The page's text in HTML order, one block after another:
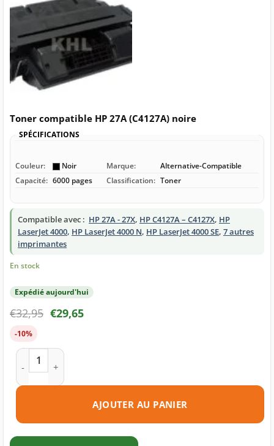
Toner compatible HP 27A (C4127A) noire
SPÉCIFICATIONS
Couleur: Noir Marque:
Alternative-Compatible
Capacité: 6000 pages Classification: Toner
Compatible avec : HP 27A - 27X, HP C4127A – C4127X, HP
LaserJet 4000, HP LaserJet 4000 N, HP LaserJet 4000 SE, 7 autres
imprimantes
En stock
Expédié aujourd'hui
€32,95 €29,65
-10%
quantité de Toner compatible HP 27A (C4127A) noire
AJOUTER AU PANIER